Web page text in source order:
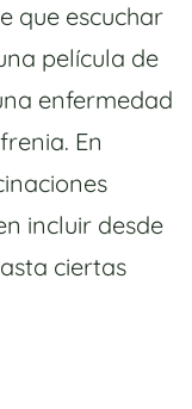
que escuchar
película de
enfermedad
En
incluir desde
ciertas